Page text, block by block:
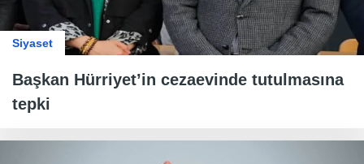
Siyaset
Başkan Hürriyet’in cezaevinde tutulmasına
tepki